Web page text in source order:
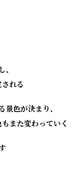
れる
色が決まり、
また変わっていく